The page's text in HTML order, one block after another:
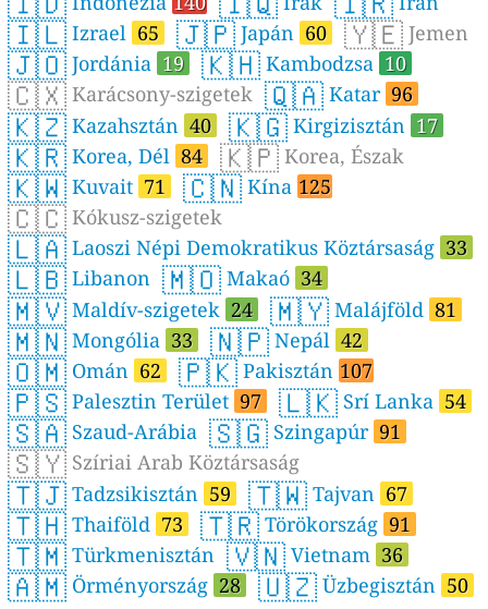
🇮🇱 Izrael 65 🇯🇵 Japán 60 🇾🇪 Jemen
🇯🇴 Jordánia 19 🇰🇭 Kambodzsa 10
🇨🇽 Karácsony-szigetek 🇶🇦 Katar 96
🇰🇿 Kazahsztán 40 🇰🇬 Kirgizisztán 17
🇰🇷 Korea, Dél 84 🇰🇵 Korea, Észak
🇰🇼 Kuvait 71 🇨🇳 Kína 125
🇨🇨 Kókusz-szigetek
🇱🇦 Laoszi Népi Demokratikus Köztársaság 33
🇱🇧 Libanon 🇲🇴 Makaó 34
🇲🇻 Maldív-szigetek 24 🇲🇾 Malájföld 81
🇲🇳 Mongólia 33 🇳🇵 Nepál 42
🇴🇲 Omán 62 🇵🇰 Pakisztán 107
🇵🇸 Palesztin Terület 97 🇱🇰 Srí Lanka 54
🇸🇦 Szaud-Arábia 🇸🇬 Szingapúr 91
🇸🇾 Szíriai Arab Köztársaság
🇹🇯 Tadzsikisztán 59 🇹🇼 Tajvan 67
🇹🇭 Thaiföld 73 🇹🇷 Törökország 91
🇹🇲 Türkmenisztán 🇻🇳 Vietnam 36
🇦🇲 Örményország 28 🇺🇿 Üzbegisztán 50